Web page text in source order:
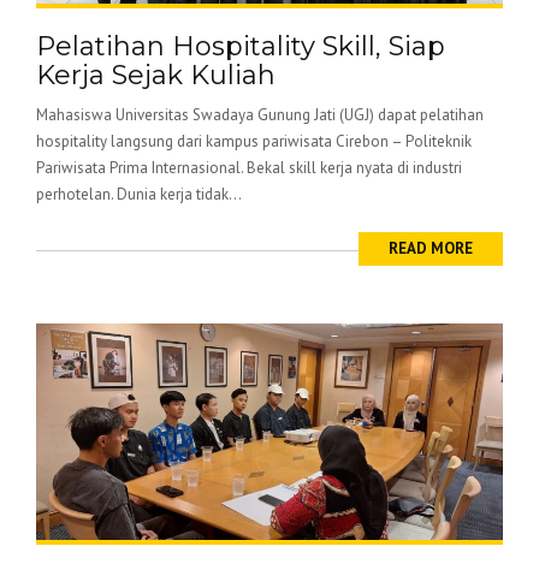
Pelatihan Hospitality Skill, Siap
Kerja Sejak Kuliah
Mahasiswa Universitas Swadaya Gunung Jati (UGJ) dapat pelatihan
hospitality langsung dari kampus pariwisata Cirebon – Politeknik
Pariwisata Prima Internasional. Bekal skill kerja nyata di industri
perhotelan. Dunia kerja tidak...
READ MORE